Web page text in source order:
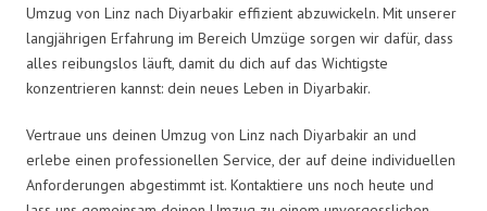
Umzug von Linz nach Diyarbakir effizient abzuwickeln. Mit unserer
langjährigen Erfahrung im Bereich Umzüge sorgen wir dafür, dass
alles reibungslos läuft, damit du dich auf das Wichtigste
konzentrieren kannst: dein neues Leben in Diyarbakir.
Vertraue uns deinen Umzug von Linz nach Diyarbakir an und
erlebe einen professionellen Service, der auf deine individuellen
Anforderungen abgestimmt ist. Kontaktiere uns noch heute und